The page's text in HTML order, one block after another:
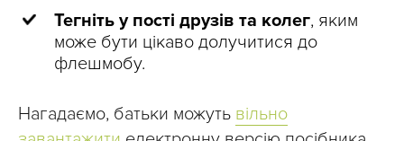
Тегніть у пості друзів та колег, яким
може бути цікаво долучитися до
флешмобу.
Нагадаємо, батьки можуть вільно